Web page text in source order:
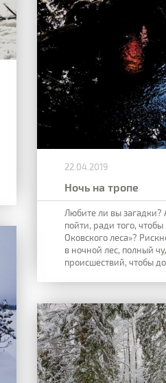
22.04.2019
Ночь на тропе
Любите ли вы загадки?
пойти, ради того,
Оковского леса»?
в ночной лес, полный
происшествий, чтобы